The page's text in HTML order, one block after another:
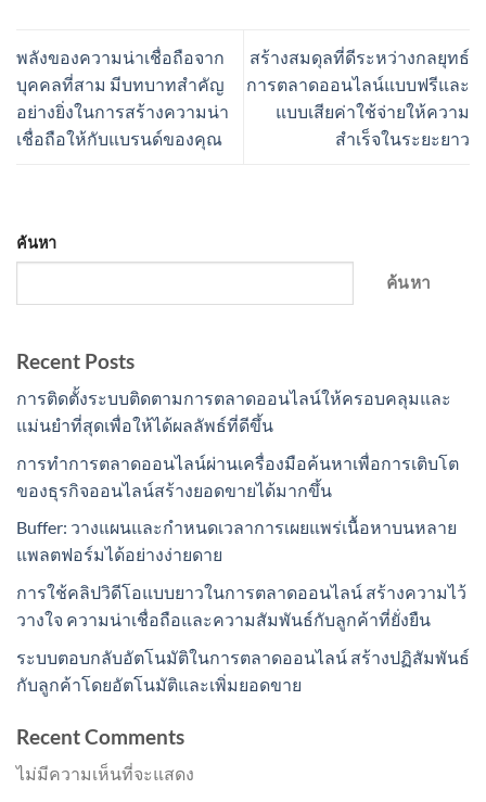
พลังของความน่าเชื่อถือจาก
บุคคลที่สาม มีบทบาทสำคัญ
อย่างยิ่งในการสร้างความน่า
เชื่อถือให้กับแบรนด์ของคุณ
สร้างสมดุลที่ดีระหว่างกลยุทธ์
การตลาดออนไลน์แบบฟรีและ
แบบเสียค่าใช้จ่ายให้ความ
สำเร็จในระยะยาว
ค้นหา
ค้นหา
Recent Posts
การติดตั้งระบบติดตามการตลาดออนไลน์ให้ครอบคลุมและ
แม่นยำที่สุดเพื่อให้ได้ผลลัพธ์ที่ดีขึ้น
การทำการตลาดออนไลน์ผ่านเครื่องมือค้นหาเพื่อการเติบโต
ของธุรกิจออนไลน์สร้างยอดขายได้มากขึ้น
Buffer: วางแผนและกำหนดเวลาการเผยแพร่เนื้อหาบนหลาย
แพลตฟอร์มได้อย่างง่ายดาย
การใช้คลิปวิดีโอแบบยาวในการตลาดออนไลน์ สร้างความไว้
วางใจ ความน่าเชื่อถือและความสัมพันธ์กับลูกค้าที่ยั่งยืน
ระบบตอบกลับอัตโนมัติในการตลาดออนไลน์ สร้างปฏิสัมพันธ์
กับลูกค้าโดยอัตโนมัติและเพิ่มยอดขาย
Recent Comments
ไม่มีความเห็นที่จะแสดง